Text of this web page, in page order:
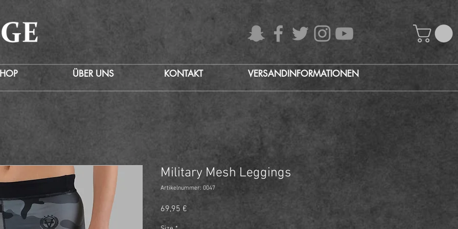
Military Mesh Leggings
Artikelnummer: 0047
69,95 € Preis
ÜBER UNS KONTAKT VERSANDINFORMATIONEN